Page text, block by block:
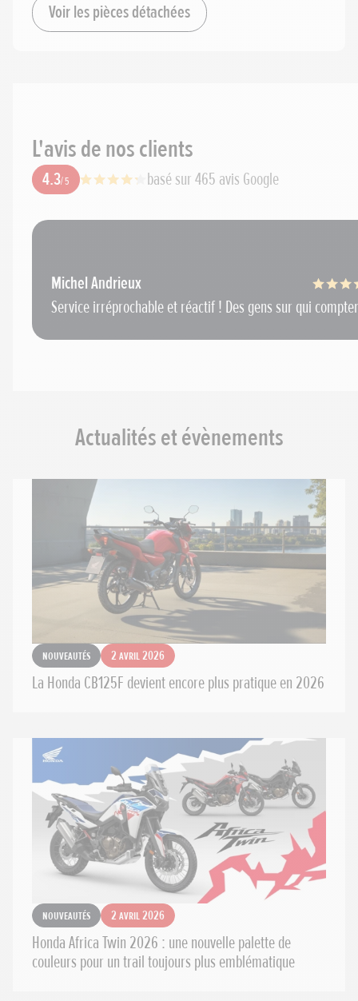
Voir les pièces détachées
L'avis de nos clients
4.3/ 5 basé sur 465 avis Google
Michel Andrieux
Service irréprochable et réactif ! Des gens sur qui
Actualités et évènements
Nouveautés 2 avril 2026
La Honda CB125F devient encore plus pratique en 2026
Nouveautés 2 avril 2026
Honda Africa Twin 2026 : une nouvelle palette de
couleurs pour un trail toujours plus emblématique